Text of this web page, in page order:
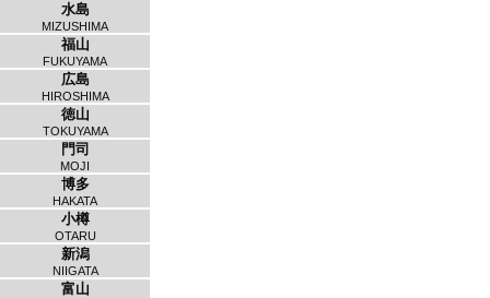
水島
MIZUSHIMA
福山
FUKUYAMA
広島
HIROSHIMA
徳山
TOKUYAMA
門司
MOJI
博多
HAKATA
小樽
OTARU
新潟
NIIGATA
富山